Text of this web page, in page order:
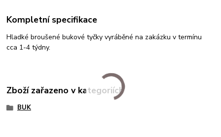
Kompletní specifikace
Hladké broušené bukové tyčky vyráběné na zakázku v termínu
cca 1-4 týdny.
Zboží zařazeno v kategoriích
BUK